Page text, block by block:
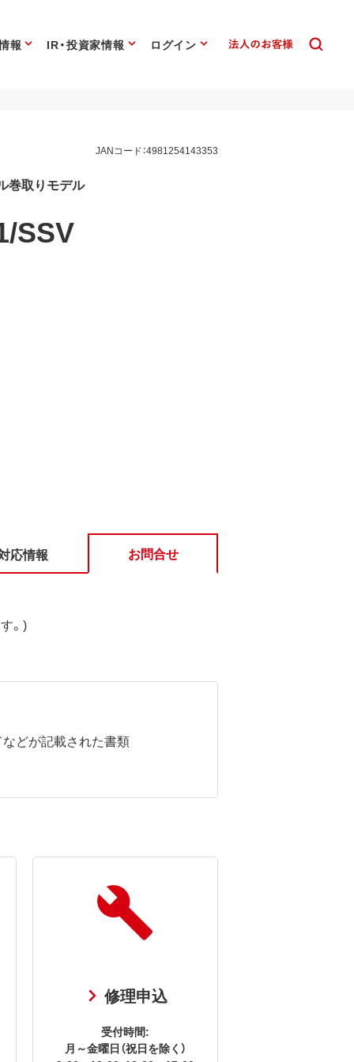
報 IR・投資家情報 ログイン
JANコード：4981254143353
巻取りモデル
SSV
応情報 お問合せ
。)
どが記載された書類
修理申込
受付時間:
月～金曜日（祝日を除く）